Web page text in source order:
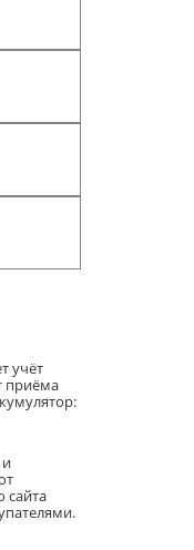
учёт
приёма
сайта